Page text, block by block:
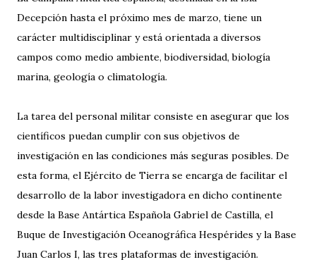
Decepción hasta el próximo mes de marzo, tiene un
carácter multidisciplinar y está orientada a diversos
campos como medio ambiente, biodiversidad, biología
marina, geología o climatología.
La tarea del personal militar consiste en asegurar que los
científicos puedan cumplir con sus objetivos de
investigación en las condiciones más seguras posibles. De
esta forma, el Ejército de Tierra se encarga de facilitar el
desarrollo de la labor investigadora en dicho continente
desde la Base Antártica Española Gabriel de Castilla, el
Buque de Investigación Oceanográfica Hespérides y la Base
Juan Carlos I, las tres plataformas de investigación.